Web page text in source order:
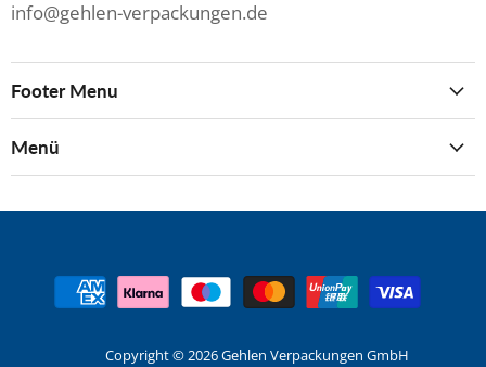
info@gehlen-verpackungen.de
Footer Menu
Menü
Copyright © 2026 Gehlen Verpackungen GmbH